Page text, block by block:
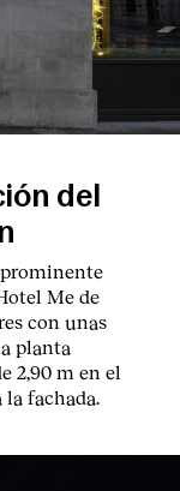
del
Me de
con unas
planta
2,90 m en el
fachada.